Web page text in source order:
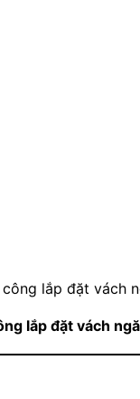
lắp đặt vách